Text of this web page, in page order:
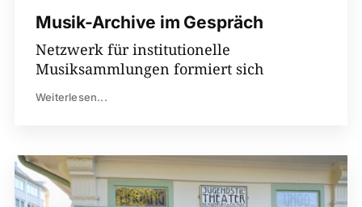
Musik-Archive im Gespräch
Netzwerk für institutionelle
Musiksammlungen formiert sich
Weiterlesen...